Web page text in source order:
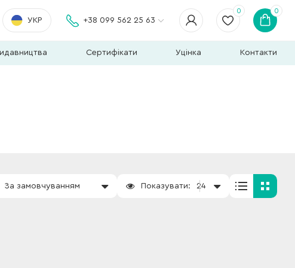
УКР +38 099 562 25 63
0 0
Сертифікати Уцінка Контакти
За замовчуванням Показувати: 24